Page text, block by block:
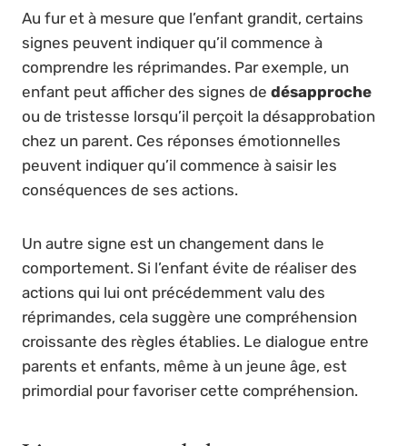
Au fur et à mesure que l’enfant grandit, certains
signes peuvent indiquer qu’il commence à
comprendre les réprimandes. Par exemple, un
enfant peut afficher des signes de désapproche
ou de tristesse lorsqu’il perçoit la désapprobation
chez un parent. Ces réponses émotionnelles
peuvent indiquer qu’il commence à saisir les
conséquences de ses actions.
Un autre signe est un changement dans le
comportement. Si l’enfant évite de réaliser des
actions qui lui ont précédemment valu des
réprimandes, cela suggère une compréhension
croissante des règles établies. Le dialogue entre
parents et enfants, même à un jeune âge, est
primordial pour favoriser cette compréhension.